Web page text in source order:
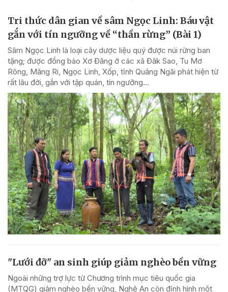
Tri thức dân gian về sâm Ngọc Linh: Báu vật
gắn với tín ngưỡng về “thần rừng” (Bài 1)
Sâm Ngọc Linh là loại cây dược liệu quý được núi rừng ban
tặng; được đồng bào Xơ Đăng ở các xã Đăk Sao, Tu Mơ
Rông, Măng Ri, Ngọc Linh, Xốp, tỉnh Quảng Ngãi phát hiện từ
rất lâu đời, gắn với tập quán, tín ngưỡng...
"Lưới đỡ" an sinh giúp giảm nghèo bền vững
Ngoài những trợ lực từ Chương trình mục tiêu quốc gia
(MTQG) giảm nghèo bền vững, Nghệ An còn định hình một